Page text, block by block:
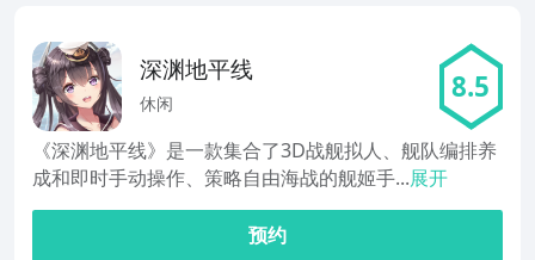
深渊地平线
休闲 8.5
《深渊地平线》是一款集合了3D战舰拟人、舰队编排养
成和即时手动操作、策略自由海战的舰姬手...展开
预约